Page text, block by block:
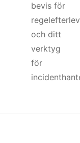
bevis för
och ditt
verktyg
för